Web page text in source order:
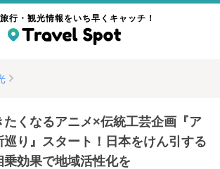
行・観光情報をいち早くキャッチ！
たくなるアニメ×伝統工芸企画『ア
巡り』スタート！日本をけん引する
乗効果で地域活性化を